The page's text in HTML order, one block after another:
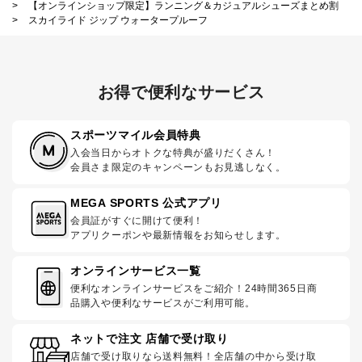
>
【オンラインショップ限定】ランニング＆カジュアルシューズまとめ割
>
スカイライド ジップ ウォータープルーフ
お得で便利なサービス
スポーツマイル会員特典
入会当日からオトクな特典が盛りだくさん！
会員さま限定のキャンペーンもお見逃しなく。
MEGA SPORTS 公式アプリ
会員証がすぐに開けて便利！
アプリクーポンや最新情報をお知らせします。
オンラインサービス一覧
便利なオンラインサービスをご紹介！24時間365日商
品購入や便利なサービスがご利用可能。
ネットで注文 店舗で受け取り
店舗で受け取りなら送料無料！全店舗の中から受け取